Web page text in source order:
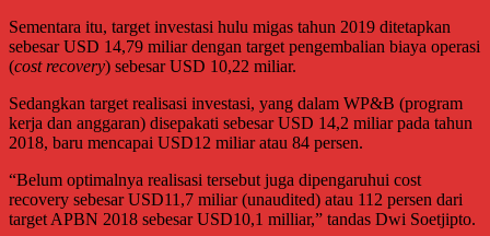
Sementara itu, target investasi hulu migas tahun 2019 ditetapkan
sebesar USD 14,79 miliar dengan target pengembalian biaya operasi
(cost recovery) sebesar USD 10,22 miliar.
Sedangkan target realisasi investasi, yang dalam WP&B (program
kerja dan anggaran) disepakati sebesar USD 14,2 miliar pada tahun
2018, baru mencapai USD12 miliar atau 84 persen.
“Belum optimalnya realisasi tersebut juga dipengaruhui cost
recovery sebesar USD11,7 miliar (unaudited) atau 112 persen dari
target APBN 2018 sebesar USD10,1 milliar,” tandas Dwi Soetjipto.